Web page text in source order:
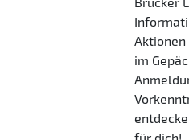
Aktionen
im